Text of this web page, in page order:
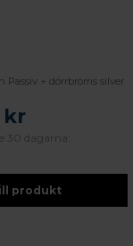
Passiv + dörrbroms silver
kr
30 dagarna:
produkt